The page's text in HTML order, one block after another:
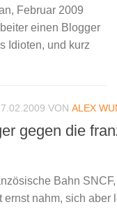
Februar 2009
einen Blogger
Idioten, und kurz
VON ALEX
gegen die
Bahn
nahm, sich aber